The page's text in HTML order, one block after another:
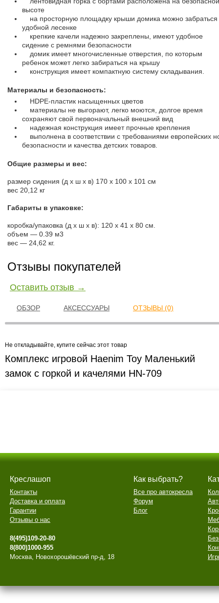
высоте
на просторную площадку крыши домика можно забраться
удобной лесенке
крепкие качели надежно закреплены, имеют удобное
сидение с ремнями безопасности
домик имеет многочисленные отверстия, по которым
ребенок может легко забираться на крышу
конструкция имеет компактную систему складывания.
Материалы и безопасность:
HDPE-пластик насыщенных цветов
материалы не выгорают, легко моются, долгое время
сохраняют свой первоначальный внешний вид
надежная конструкция имеет прочные крепления
выполнена в соответствии с требованиями европейских
безопасности и качества детских товаров.
Общие размеры и вес:
размер сидения (д х ш х в) 170 х 100 х 101 см
вес 20,12 кг
Габариты в упаковке:
коробка/упаковка (д х ш х в): 120 х 41 х 80 см.
объем — 0.39 м3
вес — 24,62 кг.
Отзывы покупателей
Оставить отзыв →
ОБЗОР АКСЕССУАРЫ ОТЗЫВЫ (0)
Не откладывайте, купите сейчас этот товар
Комплекс игровой Haenim Toy Маленький
замок с горкой и качелями HN-709
Креслашоп
Контакты
Доставка и оплата
Гарантии
Отзывы о нас
8(495)109-20-80
8(800)1000-955
Москва, Новохорошёвский пр-д, 18
Как выбрать?
Все про автокресла
Форум
Блог